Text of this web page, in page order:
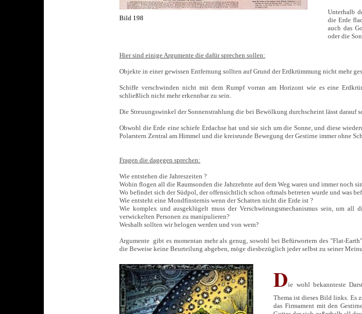
Bild 198
Unterhalb
die Erde
auch das
oder die
Hier sind einige Argumente die dafür sprechen sollen:
Objekte in einer gewissen Entfernung sollten auf Grund der Erdkrümmung nicht mehr
Schiffe verschwinden nicht mit dem Rumpf vorran am Horizont wie es eine
schließlich nicht mehr erkennbar zu sein.
Die Streuungswinkel der Sonnenstrahlung die bei Bewölkung durchscheint lässt darauf
Obwohl die Erde eine schiefe Erdachse hat und sie sich um die Sonne, und diese
Polarstern Zentral am Himmel und die kreisrunde Bewegung der Gestirne immer ohne
Fragen die dagegen sprechen:
Wie entstehen die Jahreszeiten ?
Wohin flogen all die Raumsonden die Jahrzehnte auf dem Weg waren und immer noch
Wo befindet sich der Südpol, der offensichtlich schon oftmals betreten wurde und was
Wie entsteht eine Mondfinsternis wenn der Schatten nicht die Erde ist ?
Wie komplex und ausgeklügelt muss der Verschwörungsmechanismus sein, um
verwickelten Personen zu manipulieren?
Weshalb sollten wir belogen werden und von wem?
Argumente gibt es momentan mehr als genug, sowohl bei Befürwortern des "Flat-
die Beweise keine Beurteilung abgeben, möge diesbezüglich jeder selbst zu seiner
Die wohl bekannteste
Thema ist dieses Bild links. Es
das Firmament mit den